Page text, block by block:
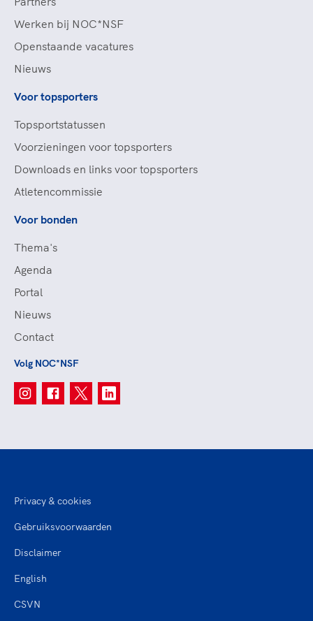
Werken bij NOC*NSF
Openstaande vacatures
Nieuws
Voor topsporters
Topsportstatussen
Voorzieningen voor topsporters
Downloads en links voor topsporters
Atletencommissie
Voor bonden
Thema's
Agenda
Portal
Nieuws
Contact
Volg NOC*NSF
Privacy & cookies
Gebruiksvoorwaarden
Disclaimer
English
CSVN